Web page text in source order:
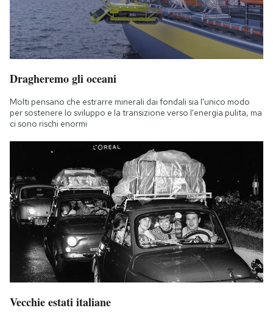
Dragheremo gli oceani
Molti pensano che estrarre minerali dai fondali sia l'unico modo
per sostenere lo sviluppo e la transizione verso l'energia pulita, ma
ci sono rischi enormi
Vecchie estati italiane